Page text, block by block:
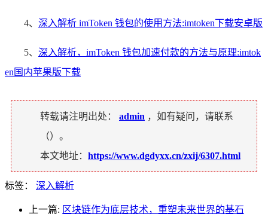
4、 深入解析 imToken 钱包的使用方法:imtoken下载安卓版
5、 深入解析，imToken 钱包加速付款的方法与原理:imtok
en国内苹果版下载
转载请注明出处： admin ，如有疑问，请联系
（）。
本文地址： https://www.dgdyxx.cn/zxij/6307.html
标签： 深入解析
上一篇: 区块链作为底层技术，重塑未来世界的基石